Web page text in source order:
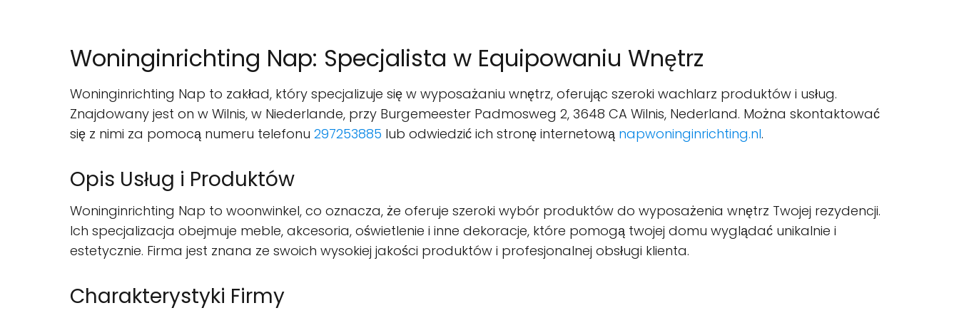
Woninginrichting Nap: Specjalista w Equipowaniu Wnętrz
Woninginrichting Nap to zakład, który specjalizuje się w wyposażaniu wnętrz, oferując szeroki wachlarz produktów i usług.
Znajdowany jest on w Wilnis, w Niederlande, przy Burgemeester Padmosweg 2, 3648 CA Wilnis, Nederland. Można skontaktować
się z nimi za pomocą numeru telefonu 297253885 lub odwiedzić ich stronę internetową napwoninginrichting.nl.
Opis Usług i Produktów
Woninginrichting Nap to woonwinkel, co oznacza, że oferuje szeroki wybór produktów do wyposażenia wnętrz Twojej rezydencji.
Ich specjalizacja obejmuje meble, akcesoria, oświetlenie i inne dekoracje, które pomogą twojej domu wyglądać unikalnie i
estetycznie. Firma jest znana ze swoich wysokiej jakości produktów i profesjonalnej obsługi klienta.
Charakterystyki Firmy